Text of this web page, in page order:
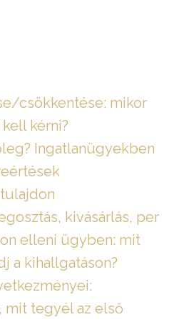
csökkentése: mikor
kérni?
Ingatlanügyekben
kivásárlás, per
elleni ügyben: mit
a kihallgatáson?
mit tegyél az első